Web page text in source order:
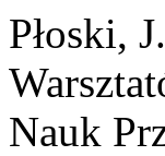
Płoski,
Nauk